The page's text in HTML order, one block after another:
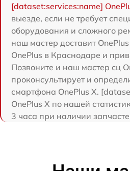
[dataset:services:name]
выезде, если не требует
оборудования и сложного
наш мастер доставит
OnePlus в Краснодаре и
Позвоните и наш мастер сц
проконсультирует и
смартфона OnePlus X.
OnePlus X по нашей
3 часа при наличии